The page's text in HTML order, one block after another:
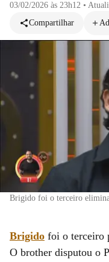
03/02/2026 às 23h12 •
Compartilhar
Brigido foi o terceiro
Brigido foi o terceiro
O brother disputou o